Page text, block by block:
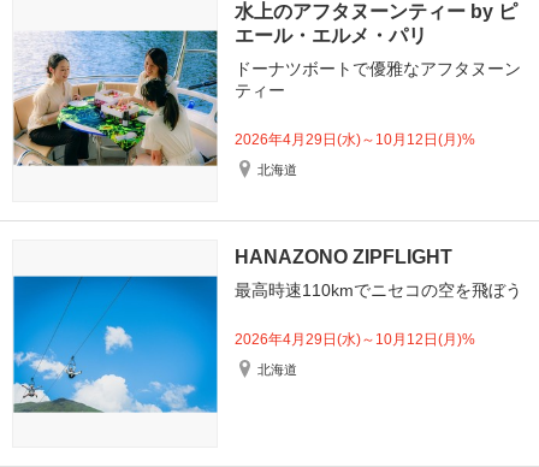
水上のアフタヌーンティー by ピ
エール・エルメ・パリ
ドーナツボートで優雅なアフタヌーン
ティー
2026年4月29日(水)～10月12日(月)%
北海道
HANAZONO ZIPFLIGHT
最高時速110kmでニセコの空を飛ぼう
2026年4月29日(水)～10月12日(月)%
北海道